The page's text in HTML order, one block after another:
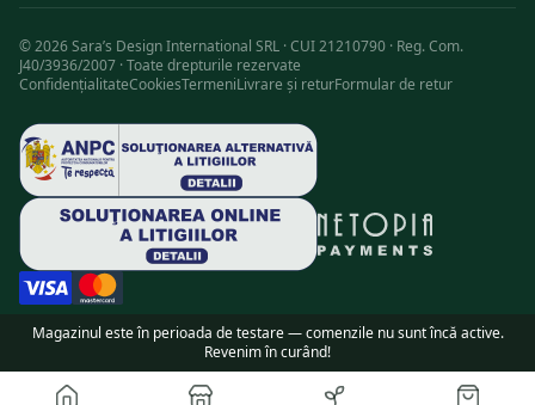
©2026Sara’s Design International SRL · CUI 21210790 · Reg. Com.
J40/3936/2007 ·Toate drepturile rezervate
ConfidențialitateCookiesTermeniLivrare și returFormular de retur
Magazinul este în perioada de testare — comenzile nu sunt încă active.
Revenim în curând!